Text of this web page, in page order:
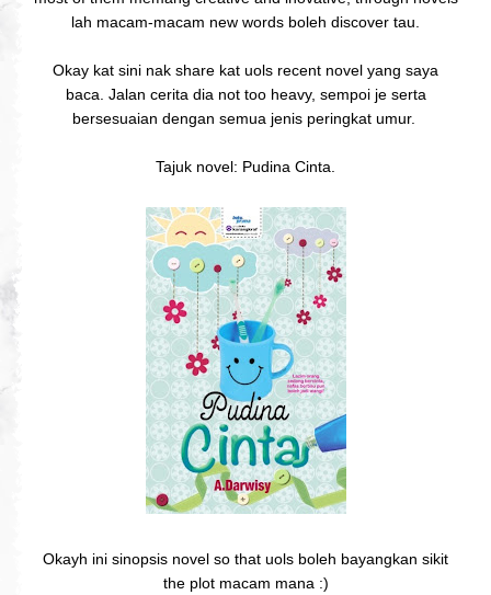
lah macam-macam new words boleh discover tau.
Okay kat sini nak share kat uols recent novel yang saya
baca. Jalan cerita dia not too heavy, sempoi je serta
bersesuaian dengan semua jenis peringkat umur.
Tajuk novel: Pudina Cinta.
Okayh ini sinopsis novel so that uols boleh bayangkan sikit
the plot macam mana :)